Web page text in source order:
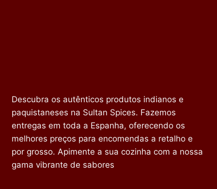
Descubra os autênticos produtos indianos e
paquistaneses na Sultan Spices. Fazemos
entregas em toda a Espanha, oferecendo os
melhores preços para encomendas a retalho e
por grosso. Apimente a sua cozinha com a nossa
gama vibrante de sabores